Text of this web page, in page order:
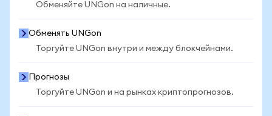
Обменяйте UNGon на наличные.
Обменять UNGon
Торгуйте UNGon внутри и между блокчейнами.
Прогнозы
Торгуйте UNGon и на рынках криптопрогнозов.